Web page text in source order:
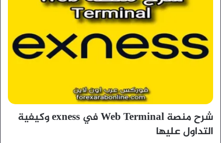
شرح منصة Web Terminal في exness وكيفية
التداول عليها